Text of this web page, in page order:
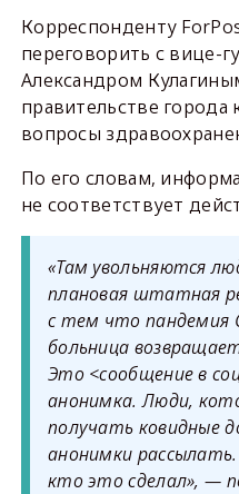
Корреспонденту
переговорить с вице-
Александром
правительстве города
вопросы
По его словам,
не соответствует
«Там увольняются
плановая штатная
с тем что пандемия
больница
Это <сообщение в
анонимка. Люди,
получать ковидные
анонимки
кто это сделал», —